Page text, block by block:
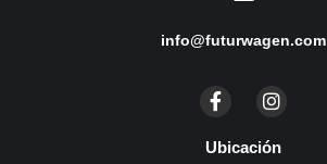
info@futurwagen.com
Ubicación